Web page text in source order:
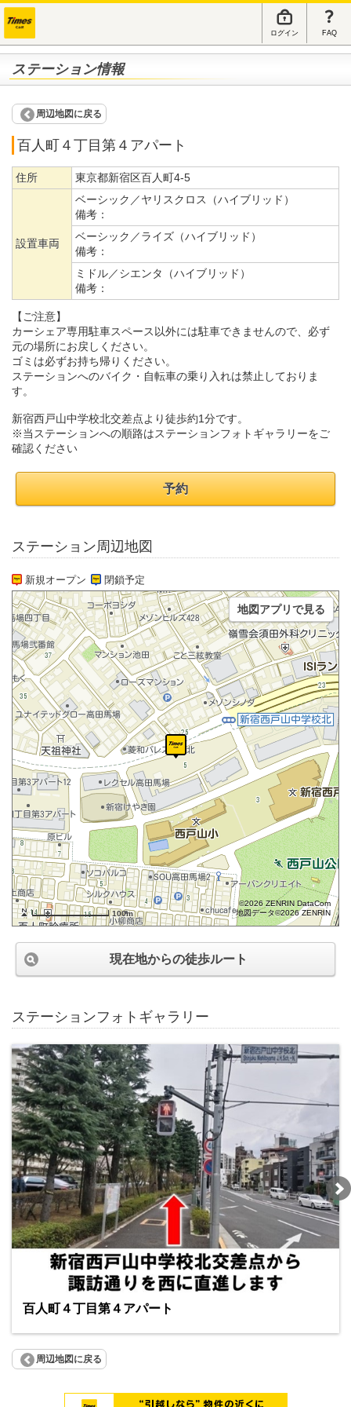
ログイン FAQ
ステーション情報
周辺地図に戻る
百人町４丁目第４アパート
住所 東京都新宿区百人町4-5
設置車両
ベーシック／ヤリスクロス（ハイブリッド）
備考：
ベーシック／ライズ（ハイブリッド）
備考：
ミドル／シエンタ（ハイブリッド）
備考：
【ご注意】
カーシェア専用駐車スペース以外には駐車できませんので、必ず
元の場所にお戻しください。
ゴミは必ずお持ち帰りください。
ステーションへのバイク・自転車の乗り入れは禁止しておりま
す。
新宿西戸山中学校北交差点より徒歩約1分です。
※当ステーションへの順路はステーションフォトギャラリーをご
確認ください
予約
ステーション周辺地図
新規オープン 閉鎖予定
100m
©2026 ZENRIN DataCom
地図データ©2026 ZENRIN
地図アプリで見る
現在地からの徒歩ルート
ステーションフォトギャラリー
百人町４丁目第４アパート
周辺地図に戻る